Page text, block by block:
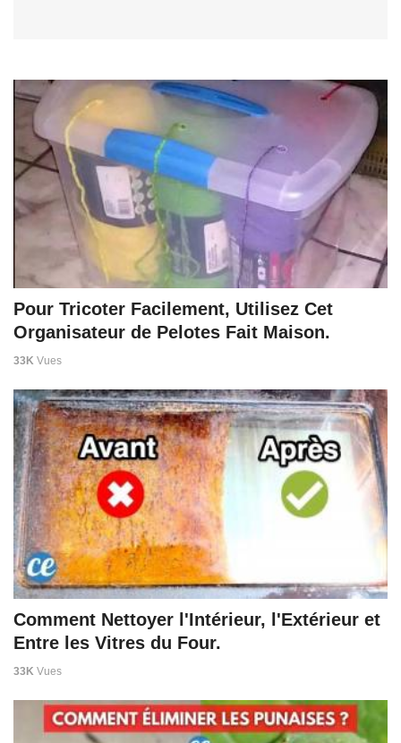
Pour Tricoter Facilement, Utilisez Cet
Organisateur de Pelotes Fait Maison.
33K Vues
Comment Nettoyer l'Intérieur, l'Extérieur et
Entre les Vitres du Four.
33K Vues